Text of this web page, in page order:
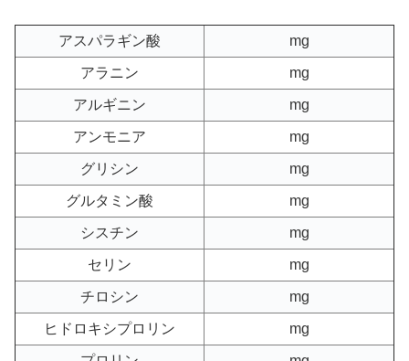
アスパラギン酸 mg
アラニン mg
アルギニン mg
アンモニア mg
グリシン mg
グルタミン酸 mg
シスチン mg
セリン mg
チロシン mg
ヒドロキシプロリン mg